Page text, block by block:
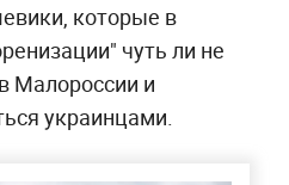
которые в
чуть ли не
Малороссии и
украинцами.